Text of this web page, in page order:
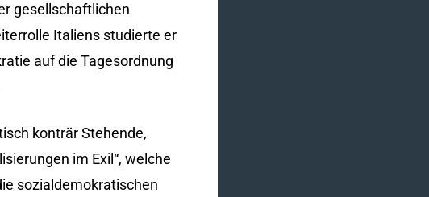
gesellschaftlichen
Italiens studierte er
auf die Tagesordnung
konträr Stehende,
im Exil“, welche
sozialdemokratischen